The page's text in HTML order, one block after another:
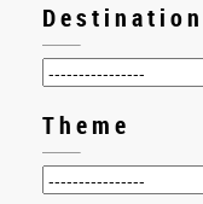
Destination
Theme